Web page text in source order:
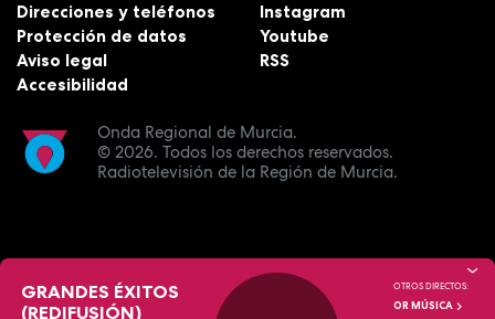
Onda Regional de Murcia.
© 2026. Todos los derechos reservados.
Radiotelevisión de la Región de Murcia.
Direcciones y teléfonos
Protección de datos
Aviso legal
Accesibilidad
Instagram
Youtube
RSS
GRANDES ÉXITOS
(REDIFUSIÓN)
OTROS DIRECTOS:
OR MÚSICA